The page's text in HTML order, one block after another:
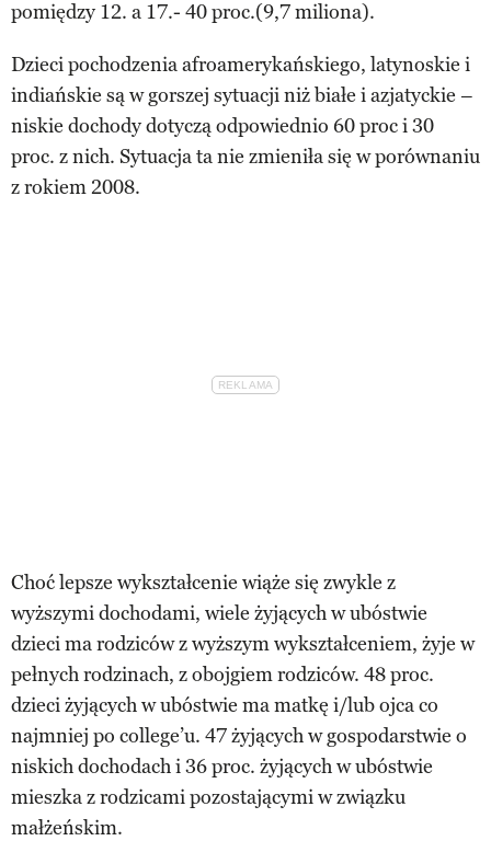
pomiędzy 12. a 17.- 40 proc.(9,7 miliona).
Dzieci pochodzenia afroamerykańskiego, latynoskie i
indiańskie są w gorszej sytuacji niż białe i azjatyckie –
niskie dochody dotyczą odpowiednio 60 proc i 30
proc. z nich. Sytuacja ta nie zmieniła się w porównaniu
z rokiem 2008.
Choć lepsze wykształcenie wiąże się zwykle z
wyższymi dochodami, wiele żyjących w ubóstwie
dzieci ma rodziców z wyższym wykształceniem, żyje w
pełnych rodzinach, z obojgiem rodziców. 48 proc.
dzieci żyjących w ubóstwie ma matkę i/lub ojca co
najmniej po college’u. 47 żyjących w gospodarstwie o
niskich dochodach i 36 proc. żyjących w ubóstwie
mieszka z rodzicami pozostającymi w związku
małżeńskim.